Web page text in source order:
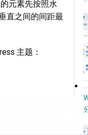
元素先按照水
直之间的间距最
主题：